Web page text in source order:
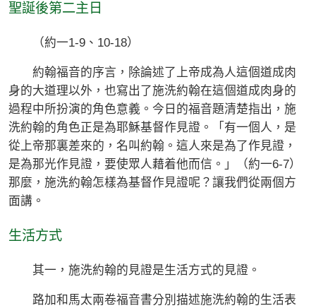
聖誕後第二主日
（約一1-9、10-18）
約翰福音的序言，除論述了上帝成為人這個道成肉
身的大道理以外，也寫出了施洗約翰在這個道成肉身的
過程中所扮演的角色意義。今日的福音題清楚指出，施
洗約翰的角色正是為耶穌基督作見證。「有一個人，是
從上帝那裏差來的，名叫約翰。這人來是為了作見證，
是為那光作見證，要使眾人藉着他而信。」（約一6-7）
那麼，施洗約翰怎樣為基督作見證呢？讓我們從兩個方
面講。
生活方式
其一，施洗約翰的見證是生活方式的見證。
路加和馬太兩卷福音書分別描述施洗約翰的生活表